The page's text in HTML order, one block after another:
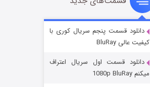
قسمت2 (زیرنویس) منتشر شد
دانلود قسمت پنجم سریال کوری با
کیفیت عالی BluRay
دانلود قسمت اول سریال اعتراف
میکنم 1080p BluRay